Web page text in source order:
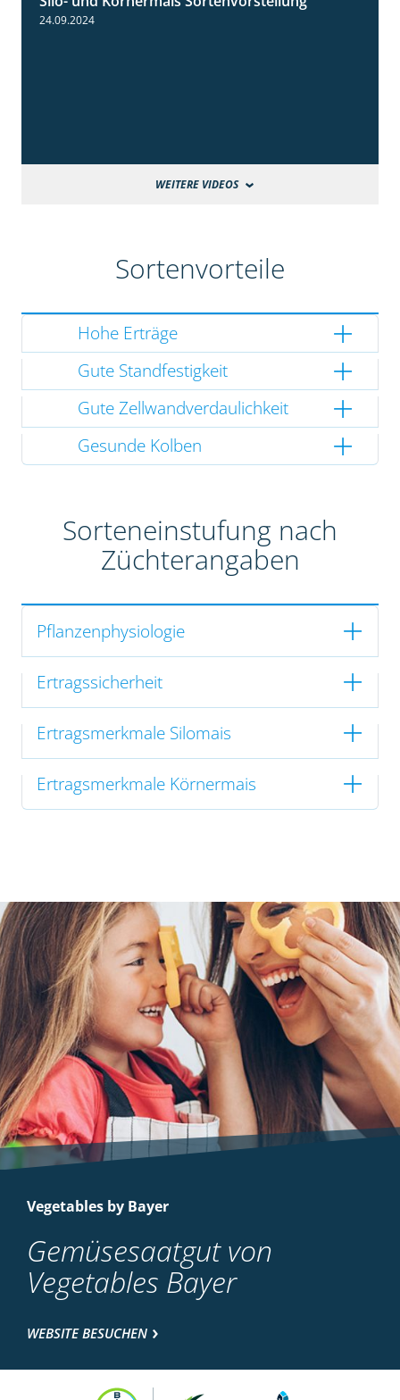
24.09.2024
WEITERE VIDEOS
Sortenvorteile
Hohe Erträge
Gute Standfestigkeit
Gute Zellwandverdaulichkeit
Gesunde Kolben
Sorteneinstufung nach
Züchterangaben
Pflanzenphysiologie
Ertragssicherheit
Ertragsmerkmale Silomais
Ertragsmerkmale Körnermais
Vegetables by Bayer
Gemüsesaatgut von
Vegetables Bayer
WEBSITE BESUCHEN